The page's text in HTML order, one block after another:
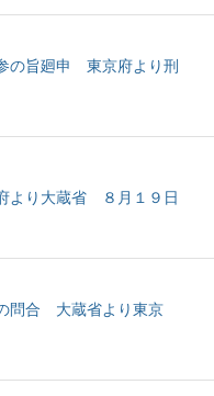
の旨廻申 東京府より刑
より大蔵省 ８月１９日
問合 大蔵省より東京